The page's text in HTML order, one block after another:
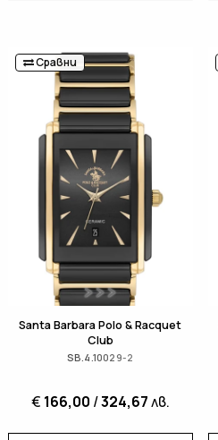
Сравни
Santa Barbara Polo & Racquet
Club
SB.4.10029-2
€ 166,00 /324,67лв.